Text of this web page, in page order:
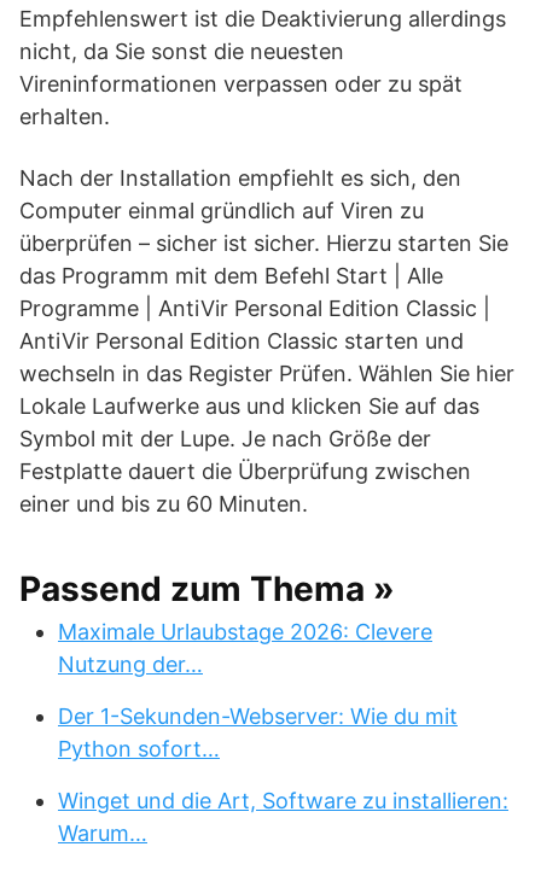
Empfehlenswert ist die Deaktivierung allerdings
nicht, da Sie sonst die neuesten
Vireninformationen verpassen oder zu spät
erhalten.
Nach der Installation empfiehlt es sich, den
Computer einmal gründlich auf Viren zu
überprüfen – sicher ist sicher. Hierzu starten Sie
das Programm mit dem Befehl Start | Alle
Programme | AntiVir Personal Edition Classic |
AntiVir Personal Edition Classic starten und
wechseln in das Register Prüfen. Wählen Sie hier
Lokale Laufwerke aus und klicken Sie auf das
Symbol mit der Lupe. Je nach Größe der
Festplatte dauert die Überprüfung zwischen
einer und bis zu 60 Minuten.
Passend zum Thema »
Maximale Urlaubstage 2026: Clevere
Nutzung der…
Der 1-Sekunden-Webserver: Wie du mit
Python sofort…
Winget und die Art, Software zu installieren:
Warum…